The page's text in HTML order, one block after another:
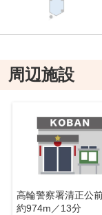
周辺施設
約974m／13分